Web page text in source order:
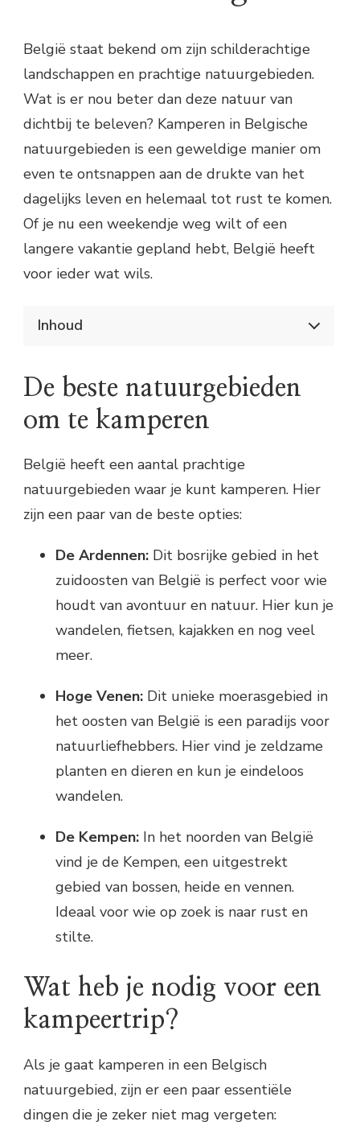
België staat bekend om zijn schilderachtige
landschappen en prachtige natuurgebieden.
Wat is er nou beter dan deze natuur van
dichtbij te beleven? Kamperen in Belgische
natuurgebieden is een geweldige manier om
even te ontsnappen aan de drukte van het
dagelijks leven en helemaal tot rust te komen.
Of je nu een weekendje weg wilt of een
langere vakantie gepland hebt, België heeft
voor ieder wat wils.
Inhoud
De beste natuurgebieden om te kamperen
Wat heb je nodig voor een kampeertrip?
Praktische tips voor kamperen in België
Geniet van de natuur
De beste natuurgebieden
om te kamperen
België heeft een aantal prachtige
natuurgebieden waar je kunt kamperen. Hier
zijn een paar van de beste opties:
De Ardennen: Dit bosrijke gebied in het
zuidoosten van België is perfect voor wie
houdt van avontuur en natuur. Hier kun je
wandelen, fietsen, kajakken en nog veel
meer.
Hoge Venen: Dit unieke moerasgebied in
het oosten van België is een paradijs voor
natuurliefhebbers. Hier vind je zeldzame
planten en dieren en kun je eindeloos
wandelen.
De Kempen: In het noorden van België
vind je de Kempen, een uitgestrekt
gebied van bossen, heide en vennen.
Ideaal voor wie op zoek is naar rust en
stilte.
Wat heb je nodig voor een
kampeertrip?
Als je gaat kamperen in een Belgisch
natuurgebied, zijn er een paar essentiële
dingen die je zeker niet mag vergeten: